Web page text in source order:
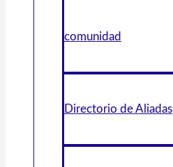
comunidad
Directorio de Aliadas